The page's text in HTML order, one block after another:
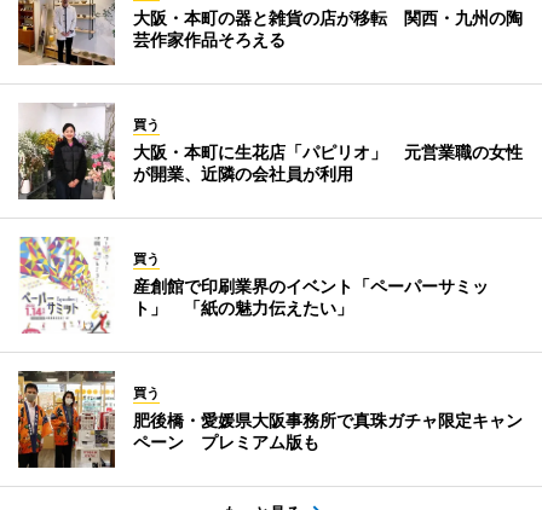
大阪・本町の器と雑貨の店が移転 関西・九州の陶
芸作家作品そろえる
買う
大阪・本町に生花店「パピリオ」 元営業職の女性
が開業、近隣の会社員が利用
買う
産創館で印刷業界のイベント「ペーパーサミッ
ト」 「紙の魅力伝えたい」
買う
肥後橋・愛媛県大阪事務所で真珠ガチャ限定キャン
ペーン プレミアム版も